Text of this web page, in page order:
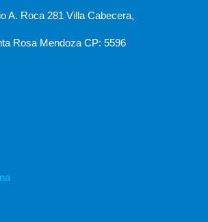
A. Roca 281 Villa Cabecera,
Rosa Mendoza CP: 5596